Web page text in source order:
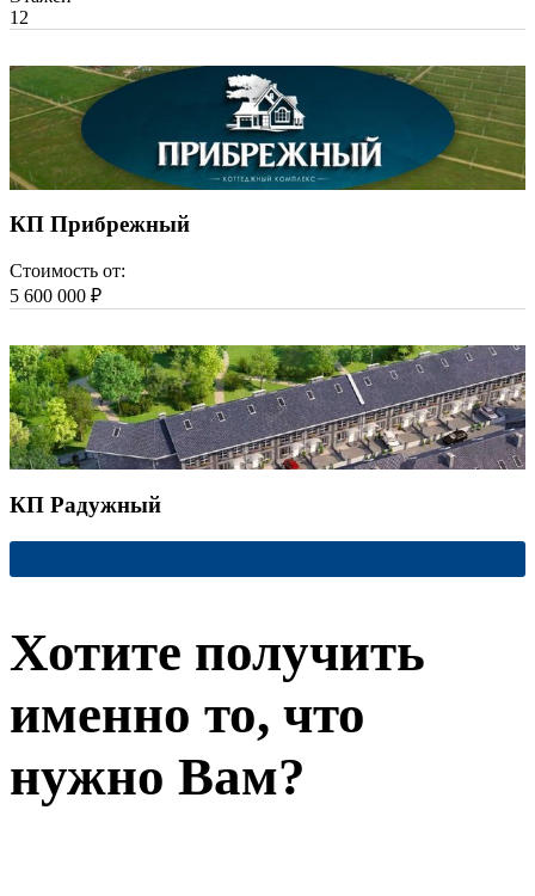
1 2
КП Прибрежный
Стоимость от:
5 600 000 ₽
КП Радужный
Хотите получить
именно то, что
нужно Вам?